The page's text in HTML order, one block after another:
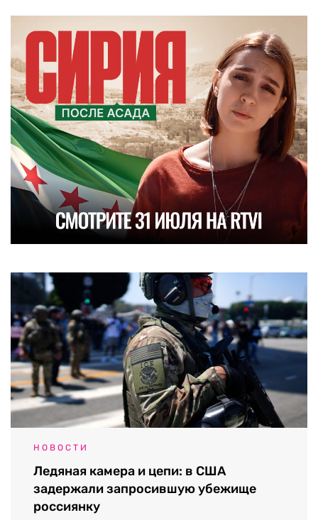
НОВОСТИ
Ледяная камера и цепи: в США
задержали запросившую убежище
россиянку